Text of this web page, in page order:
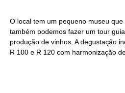
O local tem um pequeno museu que
também podemos fazer um tour
produção de vinhos. A degustação
R 100 e R 120 com harmonização